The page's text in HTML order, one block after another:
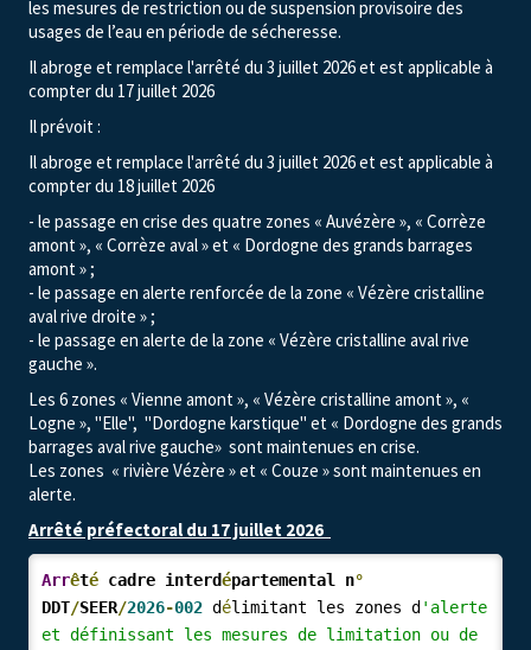
les mesures de restriction ou de suspension provisoire des
usages de l’eau en période de sécheresse.
Il abroge et remplace l'arrêté du 3 juillet 2026 et est applicable à
compter du 17 juillet 2026
Il prévoit :
Il abroge et remplace l'arrêté du 3 juillet 2026 et est applicable à
compter du 18 juillet 2026
- le passage en crise des quatre zones « Auvézère », « Corrèze
amont », « Corrèze aval » et « Dordogne des grands barrages
amont » ;
- le passage en alerte renforcée de la zone « Vézère cristalline
aval rive droite » ;
- le passage en alerte de la zone « Vézère cristalline aval rive
gauche ».
Les 6 zones « Vienne amont », « Vézère cristalline amont », «
Logne », "Elle", "Dordogne karstique" et « Dordogne des grands
barrages aval rive gauche» sont maintenues en crise.
Les zones « rivière Vézère » et « Couze » sont maintenues en
alerte.
Arrêté préfectoral du 17 juillet 2026
Arrêté cadre interdépartemental n°
DDT/SEER/2026-002 délimitant les zones d 'alerte
et définissant les mesures de limitation ou de